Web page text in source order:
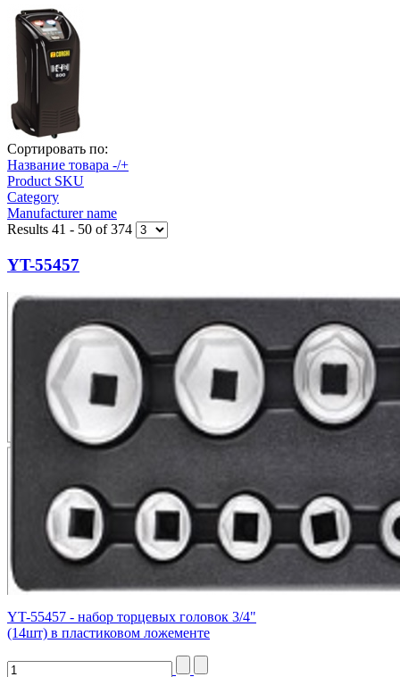
Сортировать по:
Название товара -/+
Product SKU
Category
Manufacturer name
Results 41 - 50 of 374
YT-55457
YT-55457 - набор торцевых головок 3/4"
(14шт) в пластиковом ложементе